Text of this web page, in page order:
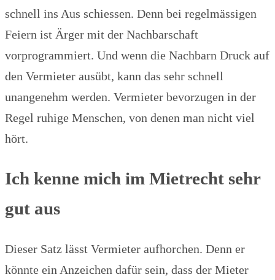
schnell ins Aus schiessen. Denn bei regelmässigen
Feiern ist Ärger mit der Nachbarschaft
vorprogrammiert. Und wenn die Nachbarn Druck auf
den Vermieter ausübt, kann das sehr schnell
unangenehm werden. Vermieter bevorzugen in der
Regel ruhige Menschen, von denen man nicht viel
hört.
Ich kenne mich im Mietrecht sehr
gut aus
Dieser Satz lässt Vermieter aufhorchen. Denn er
könnte ein Anzeichen dafür sein, dass der Mieter